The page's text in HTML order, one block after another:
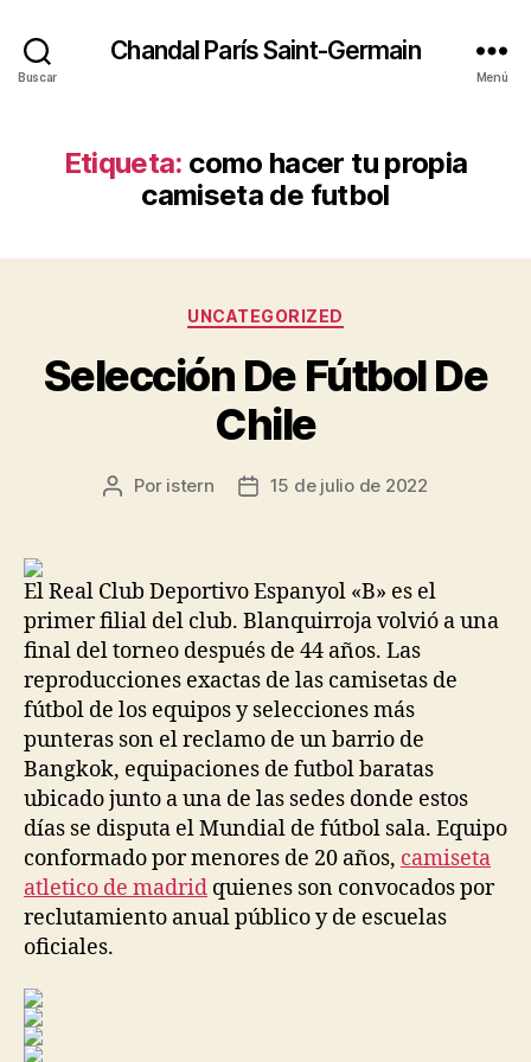
Buscar
Chandal París Saint-Germain
Menú
Etiqueta: como hacer tu propia
camiseta de futbol
Categorías
UNCATEGORIZED
Selección De Fútbol De
Chile
Autor
Por istern
Fecha15 de julio de 2022
El Real Club Deportivo Espanyol «B» es el
primer filial del club. Blanquirroja volvió a una
final del torneo después de 44 años. Las
reproducciones exactas de las camisetas de
fútbol de los equipos y selecciones más
punteras son el reclamo de un barrio de
Bangkok, equipaciones de futbol baratas
ubicado junto a una de las sedes donde estos
días se disputa el Mundial de fútbol sala. Equipo
conformado por menores de 20 años, camiseta
atletico de madrid quienes son convocados por
reclutamiento anual público y de escuelas
oficiales.